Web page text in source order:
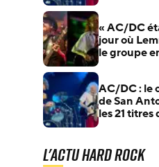
« AC/DC
jour où
le groupe
AC/DC : le
de San
les 21
L'actu Hard Rock